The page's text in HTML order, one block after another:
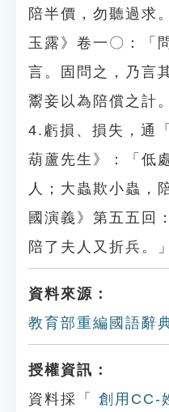
陪半價，勿聽過求
玉露》卷一〇：「
言。固問之，乃言
鬻妾以為陪償之計
4.虧損、損失，通
葫蘆先生》：「低
人；大蟲欺小蟲，
國演義》第五五回
陪了夫人又折兵。」
資料來源：
教育部重編國語辭
授權資訊：
資料採「
創用CC-